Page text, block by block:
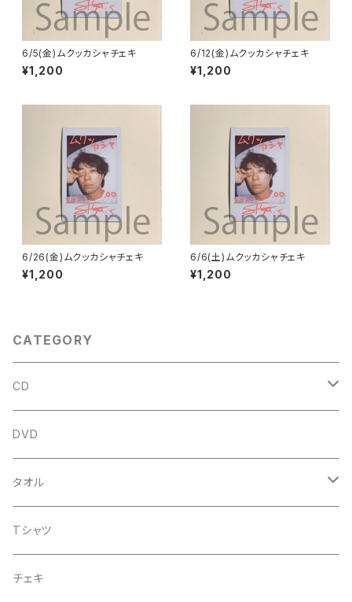
6/5(金)ムクッカシャチェキ
¥1,200
6/12(金)ムクッカシャチェキ
¥1,200
6/26(金)ムクッカシャチェキ
¥1,200
6/6(土)ムクッカシャチェキ
¥1,200
CATEGORY
CD
アルバム
企画CD
シングル
DVD
タオル
菅沼温泉タオル
菅沼エアーかおる
Tシャツ
チェキ